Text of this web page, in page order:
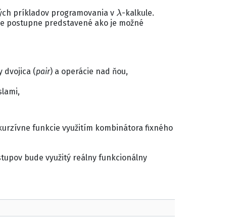
príkladov programovania v
λ
-kalkule.
postupne predstavené ako je možné
dvojica (pair) a operácie nad ňou,
funkcie využitím kombinátora fixného
bude využitý reálny funkcionálny